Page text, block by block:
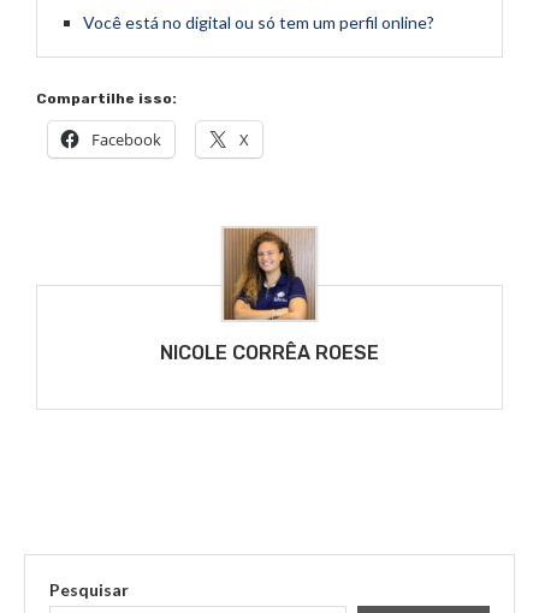
Você está no digital ou só tem um perfil online?
Compartilhe isso:
Facebook X
NICOLE CORRÊA ROESE
Pesquisar